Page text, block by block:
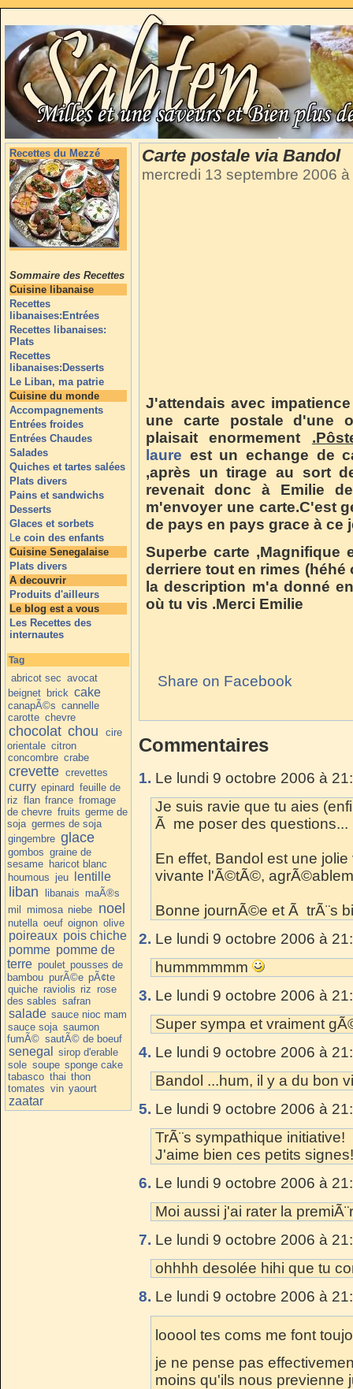
Recettes du Mezzé
Sommaire des Recettes
Cuisine libanaise
Recettes
libanaises:Entrées
Recettes libanaises:
Plats
Recettes
libanaises:Desserts
Le Liban, ma patrie
Cuisine du monde
Accompagnements
Entrées froides
Entrées Chaudes
Salades
Quiches et tartes salées
Plats divers
Pains et sandwichs
Desserts
Glaces et sorbets
Le coin des enfants
Cuisine Senegalaise
Plats divers
A decouvrir
Produits d'ailleurs
Le blog est a vous
Les Recettes des
internautes
Tag
abricot sec avocat
beignet brick cake
canapÃ©s cannelle
carotte chevre
chocolat chou
cire
orientale citron
concombre crabe
crevette crevettes
curry epinard feuille de
riz flan france fromage
de chevre fruits germe de
soja germes de soja
gingembre glace
gombos graine de
sesame haricot blanc
houmous jeu lentille
liban libanais maÃ®s
mil mimosa niebe noel
nutella oeuf oignon olive
poireaux pois chiche
pomme pomme de
terre poulet pousses de
bambou purÃ©e pÃ¢te
quiche raviolis riz rose
des sables safran
salade sauce nioc mam
sauce soja saumon
fumÃ© sautÃ© de boeuf
senegal
sirop d'erable
sole soupe sponge cake
tabasco thai thon
tomates vin yaourt
zaatar
Carte postale via Bandol
mercredi 13 septembre 2006
J'attendais avec
une carte postale d'une
plaisait enormement .
laure est un echange de
,après un tirage au sort
revenait donc à Emilie
m'envoyer une carte.C'est
de pays en pays grace à ce
Superbe carte ,Magnifique
derriere tout en rimes
la description m'a donné
où tu vis .Merci Emilie
Share on Facebook
Commentaires
1. Le lundi 9 octobre 2006 à
Je suis ravie que tu aies
Ã me poser des questions...
En effet, Bandol est une
vivante l'Ã©tÃ©,
Bonne journÃ©e et Ã trÃ¨s
2. Le lundi 9 octobre 2006 à
hummmmmm
3. Le lundi 9 octobre 2006 à
Super sympa et vraiment
4. Le lundi 9 octobre 2006 à
Bandol ...hum, il y a du bon
5. Le lundi 9 octobre 2006 à
TrÃ¨s sympathique initiative!
J'aime bien ces petits signes!
6. Le lundi 9 octobre 2006 à
Moi aussi j'ai rater la
7. Le lundi 9 octobre 2006 à
ohhhh desolée hihi que tu
8. Le lundi 9 octobre 2006 à
looool tes coms me font
je ne pense pas
moins qu'ils nous previenne